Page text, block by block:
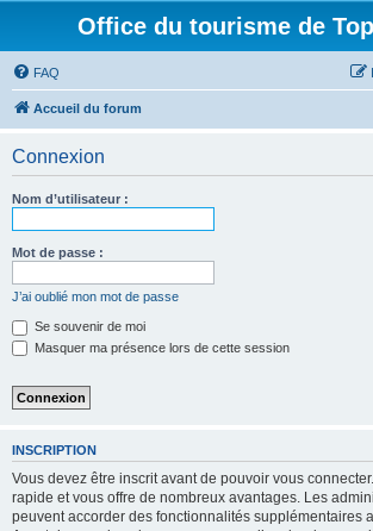
Office du tourisme de
FAQ
Accueil du forum
Connexion
Nom d’utilisateur :
Mot de passe :
J’ai oublié mon mot de passe
Se souvenir de moi
Masquer ma présence lors de cette session
INSCRIPTION
Vous devez être inscrit avant de pouvoir vous
rapide et vous offre de nombreux avantages. Les
peuvent accorder des fonctionnalités supplémentaires